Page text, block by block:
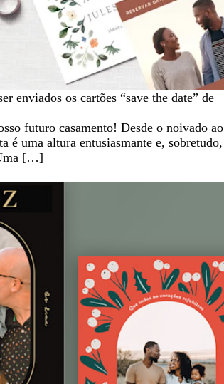
enviados os cartões “save the date” de
futuro casamento! Desde o noivado ao
é uma altura entusiasmante e, sobretudo,
[…]